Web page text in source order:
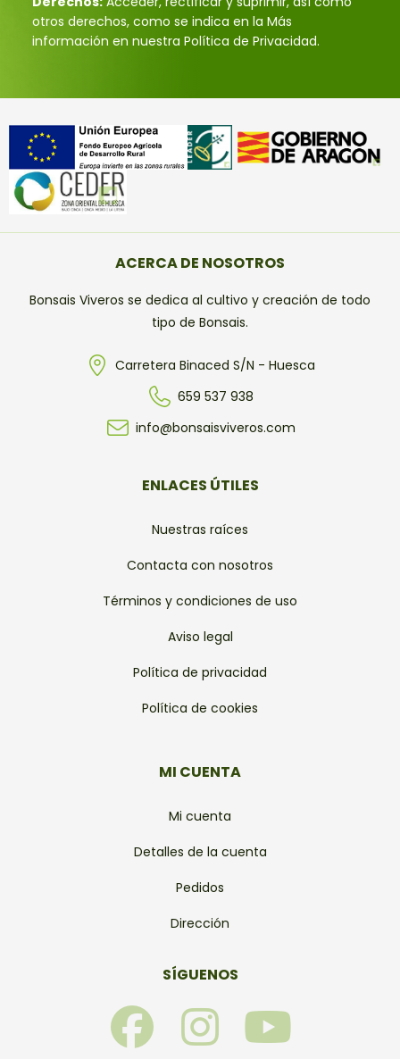
otros derechos, como se indica en la Más
información en nuestra Política de Privacidad.
ACERCA DE NOSOTROS
Bonsais Viveros se dedica al cultivo y creación de todo
tipo de Bonsais.
Carretera Binaced S/N - Huesca
659 537 938
info@bonsaisviveros.com
ENLACES ÚTILES
Nuestras raíces
Contacta con nosotros
Términos y condiciones de uso
Aviso legal
Política de privacidad
Política de cookies
MI CUENTA
Mi cuenta
Detalles de la cuenta
Pedidos
Dirección
SÍGUENOS
F I Y